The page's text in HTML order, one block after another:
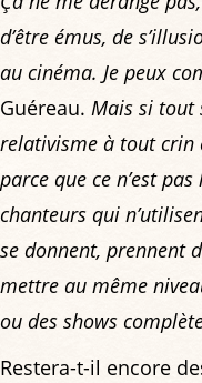
d’être émus, de
au cinéma. Je peux
Guéreau. Mais si tout
relativisme à tout crin
parce que ce n’est
chanteurs qui
se donnent, prennent
mettre au même
ou des shows
Restera-t-il encore